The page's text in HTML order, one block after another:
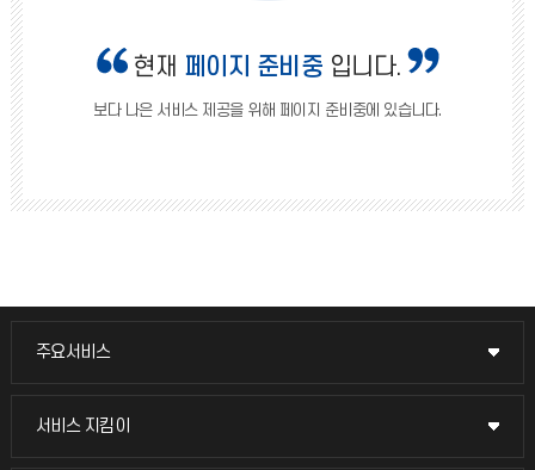
현재 페이지 준비중 입니다.
보다 나은 서비스 제공을 위해 페이지 준비중에 있습니다.
주요서비스
주요서비스
교무회의방송
서비스 지킴이
서비스 지킴이